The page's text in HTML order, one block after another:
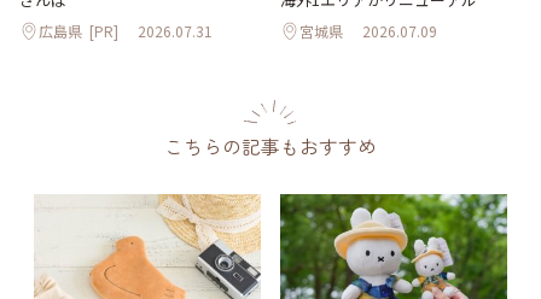
広島県 [PR] 2026.07.31 宮城県 2026.07.09
こちらの記事もおすすめ